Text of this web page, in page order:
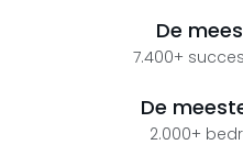
De
7.400+
De
2.000+